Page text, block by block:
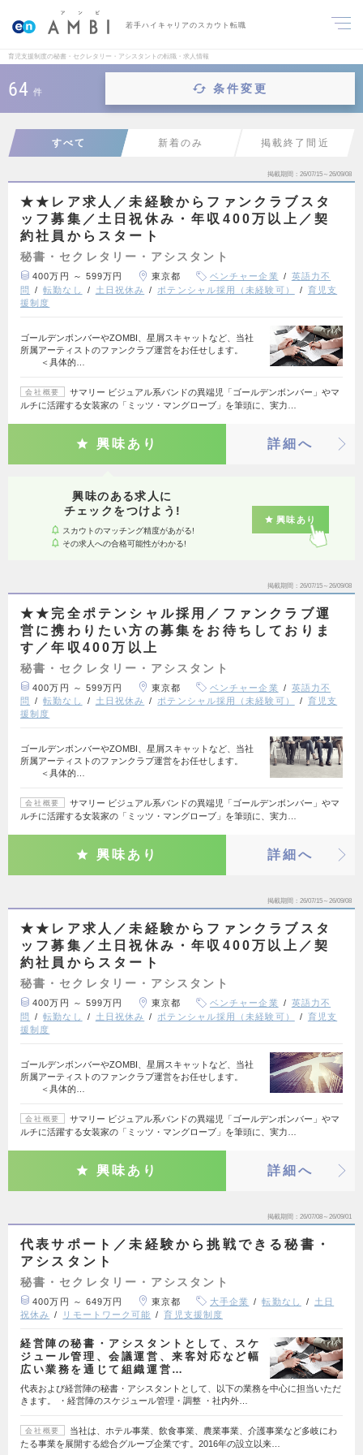
若手ハイキャリアのスカウト転職
育児支援制度の秘書・セクレタリー・アシスタントの転職・求人情報
64 件 条件変更
すべて 新着のみ 掲載終了間近
掲載期間 26/07/15～26/09/08
★★レア求人／未経験からファンクラブスタ
ッフ募集／土日祝休み・年収400万以上／契
約社員からスタート
秘書・セクレタリー・アシスタント
400万円 ～ 599万円 東京都 ベンチャー企業
英語力不
問
転勤なし 土日祝休み ポテンシャル採用（未経験可）
育児支
援制度
ゴールデンボンバーやZOMBI、星屑スキャットなど、当社
所属アーティストのファンクラブ運営をお任せします。
＜具体的…
会社概要
サマリー ビジュアル系バンドの異端児「ゴールデンボンバー」やマ
ルチに活躍する女装家の「ミッツ・マングローブ」を筆頭に、実力…
興味あり 詳細へ
興味のある求人に
チェックをつけよう!
スカウトのマッチング精度があがる!
その求人への合格可能性がわかる!
興味あり
掲載期間 26/07/15～26/09/08
★★完全ポテンシャル採用／ファンクラブ運
営に携わりたい方の募集をお待ちしておりま
す／年収400万以上
秘書・セクレタリー・アシスタント
400万円 ～ 599万円 東京都 ベンチャー企業
英語力不
問
転勤なし 土日祝休み ポテンシャル採用（未経験可）
育児支
援制度
ゴールデンボンバーやZOMBI、星屑スキャットなど、当社
所属アーティストのファンクラブ運営をお任せします。
＜具体的…
会社概要
サマリー ビジュアル系バンドの異端児「ゴールデンボンバー」やマ
ルチに活躍する女装家の「ミッツ・マングローブ」を筆頭に、実力…
興味あり 詳細へ
掲載期間 26/07/15～26/09/08
★★レア求人／未経験からファンクラブスタ
ッフ募集／土日祝休み・年収400万以上／契
約社員からスタート
秘書・セクレタリー・アシスタント
400万円 ～ 599万円 東京都 ベンチャー企業
英語力不
問
転勤なし 土日祝休み ポテンシャル採用（未経験可）
育児支
援制度
ゴールデンボンバーやZOMBI、星屑スキャットなど、当社
所属アーティストのファンクラブ運営をお任せします。
＜具体的…
会社概要
サマリー ビジュアル系バンドの異端児「ゴールデンボンバー」やマ
ルチに活躍する女装家の「ミッツ・マングローブ」を筆頭に、実力…
興味あり 詳細へ
掲載期間 26/07/08～26/09/01
代表サポート／未経験から挑戦できる秘書・
アシスタント
秘書・セクレタリー・アシスタント
400万円 ～ 649万円 東京都 大手企業 転勤なし
土日
祝休み
リモートワーク可能 育児支援制度
経営陣の秘書・アシスタントとして、スケ
ジュール管理、会議運営、来客対応など幅
広い業務を通じて組織運営…
代表および経営陣の秘書・アシスタントとして、以下の業務を中心に担当いただ
きます。 ・経営陣のスケジュール管理・調整 ・社内外…
会社概要
当社は、ホテル事業、飲食事業、農業事業、介護事業など多岐にわ
たる事業を展開する総合グループ企業です。2016年の設立以来…